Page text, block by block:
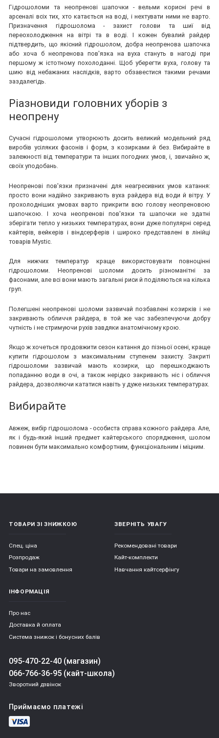
Гідрошоломи та неопренові шапочки - вельми корисні речі в
арсеналі всіх тих, хто катається на воді, і нехтувати ними не варто.
Призначення гідрошолома - захист голови та шиї від
переохолодження на вітрі та в воді. І кожен бувалий райдер
підтвердить, що якісний гідрошолом, добра неопренова шапочка
або хоча б неопренова пов'язка на вуха стануть в нагоді при
першому ж істотному похолоданні. Щоб уберегти вуха, голову та
шию від небажаних наслідків, варто обзавестися такими речами
заздалегідь.
Ріазновиди головних уборів з
неопрену
Сучасні гідрошоломи утворюють досить великий модельний ряд
виробів усіляких фасонів і форм, з козирками й без. Вибирайте в
залежності від температури та інших погодних умов, і, звичайно ж,
своїх уподобань.
Неопренові пов'язки призначені для неагресивних умов катання:
просто вони надійно закривають вуха райдера від води й вітру. У
прохолодніших умовах варто прикрити всю голову неопреновою
шапочкою. І хоча неопренові пов'язки та шапочки не здатні
зберігати тепло у низьких температурах, вони дуже популярні серед
кайтерів, вейкерів і віндсерферів і широко представлені в лінійці
товарів Mystic.
Для нижчих температур краще використовувати повноцінні
гідрошоломи. Неопренові шоломи досить різноманітні за
фасонами, але всі вони мають загальні риси й поділяються на кілька
груп.
Полегшені неопренові шоломи зазвичай позбавлені козирків і не
закривають обличчя райдера, в той же час забезпечуючи добру
чутність і не стримуючи рухів завдяки анатомічному крою.
Якщо ж хочеться продовжити сезон катання до пізньої осені, краще
купити гідрошолом з максимальним ступенем захисту. Закриті
гідрошоломи зазвичай мають козирки, що перешкоджають
попаданню води в очі, а також нерідко закривають ніс і обличчя
райдера, дозволяючи кататися навіть у дуже низьких температурах.
Вибирайте
Авжеж, вибір гідрошолома - особиста справа кожного райдера. Але,
як і будь-який інший предмет кайтерського спорядження, шолом
повинен бути максимально комфортним, функціональним і міцним.
ТОВАРИ ЗІ ЗНИЖКОЮ
Спец. ціна
Розпродаж
Товари на замовлення
ЗВЕРНІТЬ УВАГУ
Рекомендовані товари
Кайт-комплекти
Навчання кайтсерфінгу
ІНФОРМАЦІЯ
Про нас
Доставка й оплата
Система знижок і бонусних балів
095-470-22-40 (магазин)
066-766-36-95 (кайт-школа)
Зворотний дзвінок
Приймаємо платежі